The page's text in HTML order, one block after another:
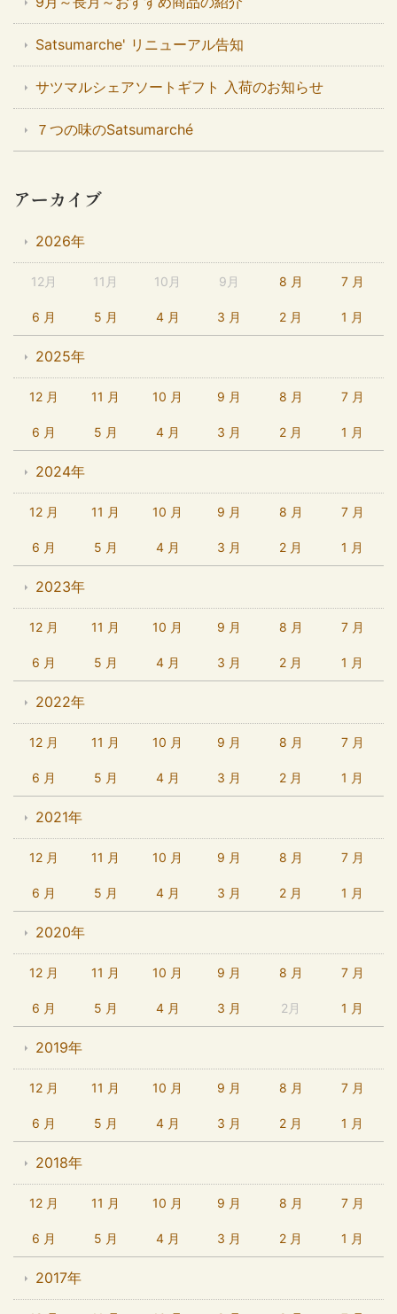
Satsumarche' リニューアル告知
サツマルシェアソートギフト 入荷のお知らせ
７つの味のSatsumarché
アーカイブ
2026年
12月 11月 10月 9月 8 月 7 月
6 月 5 月 4 月 3 月 2 月 1 月
2025年
12 月 11 月 10 月 9 月 8 月 7 月
6 月 5 月 4 月 3 月 2 月 1 月
2024年
12 月 11 月 10 月 9 月 8 月 7 月
6 月 5 月 4 月 3 月 2 月 1 月
2023年
12 月 11 月 10 月 9 月 8 月 7 月
6 月 5 月 4 月 3 月 2 月 1 月
2022年
12 月 11 月 10 月 9 月 8 月 7 月
6 月 5 月 4 月 3 月 2 月 1 月
2021年
12 月 11 月 10 月 9 月 8 月 7 月
6 月 5 月 4 月 3 月 2 月 1 月
2020年
12 月 11 月 10 月 9 月 8 月 7 月
6 月 5 月 4 月 3 月 2月 1 月
2019年
12 月 11 月 10 月 9 月 8 月 7 月
6 月 5 月 4 月 3 月 2 月 1 月
2018年
12 月 11 月 10 月 9 月 8 月 7 月
6 月 5 月 4 月 3 月 2 月 1 月
2017年